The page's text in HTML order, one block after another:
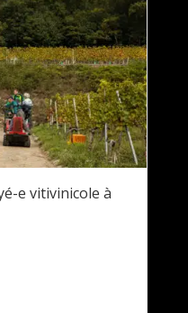
e vitivinicole à